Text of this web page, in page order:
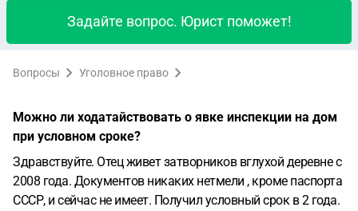
Задайте вопрос. Юрист поможет!
Вопросы Уголовное право
Можно ли ходатайствовать о явке инспекции на дом
при условном сроке?
Здравствуйте. Отец живет затворников вглухой деревне с
2008 года. Документов никаких нетмели , кроме паспорта
СССР, и сейчас не имеет. Получил условный срок в 2 года.